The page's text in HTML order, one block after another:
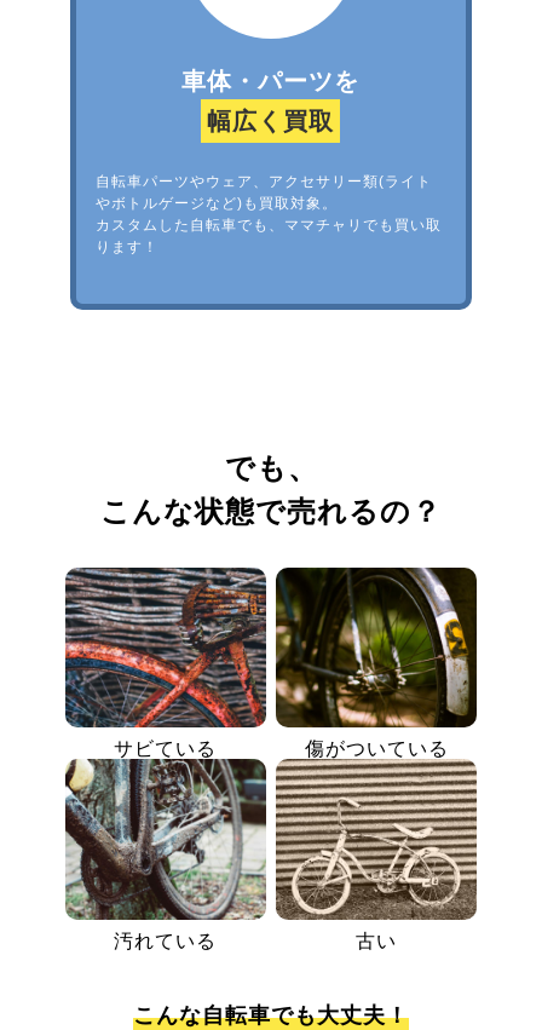
車体・パーツを
幅広く買取
自転車パーツやウェア、アクセサリー類(ライト
やボトルゲージなど)も買取対象。
カスタムした自転車でも、ママチャリでも買い取
ります！
でも、
こんな状態で売れるの？
サビている 傷がついている
汚れている 古い
こんな自転車でも大丈夫！